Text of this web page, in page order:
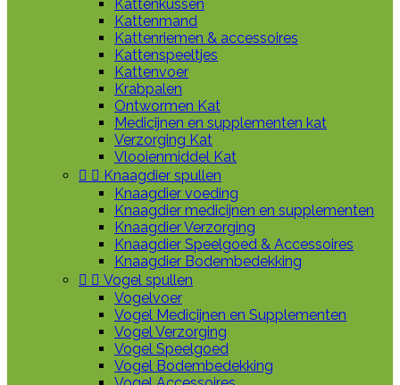
Kattenkussen
Kattenmand
Kattenriemen & accessoires
Kattenspeeltjes
Kattenvoer
Krabpalen
Ontwormen Kat
Medicijnen en supplementen kat
Verzorging Kat
Vlooienmiddel Kat
  Knaagdier spullen
Knaagdier voeding
Knaagdier medicijnen en supplementen
Knaagdier Verzorging
Knaagdier Speelgoed & Accessoires
Knaagdier Bodembedekking
  Vogel spullen
Vogelvoer
Vogel Medicijnen en Supplementen
Vogel Verzorging
Vogel Speelgoed
Vogel Bodembedekking